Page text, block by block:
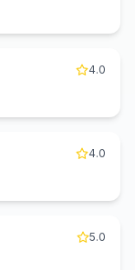
4.0
4.0
5.0